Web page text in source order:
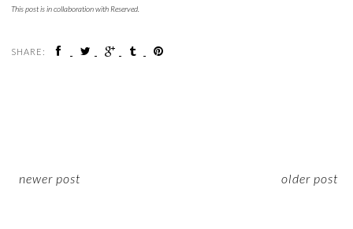
This post is in collaboration with Reserved.
SHARE:
newer post older post